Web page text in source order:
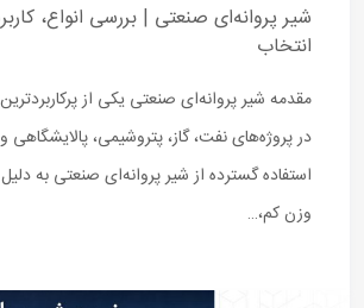
شیر پروانه‌ای صنعتی | بررسی انواع،
انتخاب
مقدمه شیر پروانه‌ای صنعتی یکی از
در پروژه‌های نفت، گاز، پتروشیمی،
استفاده گسترده از شیر پروانه‌ای صنعتی به
وزن کم،…